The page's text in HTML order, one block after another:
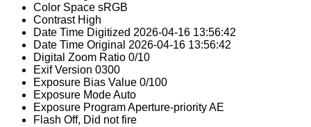
Color Space sRGB
Contrast High
Date Time Digitized 2026-04-16 13:56:42
Date Time Original 2026-04-16 13:56:42
Digital Zoom Ratio 0/10
Exif Version 0300
Exposure Bias Value 0/100
Exposure ModeAuto
Exposure ProgramAperture-priority AE
Flash Off, Did not fire